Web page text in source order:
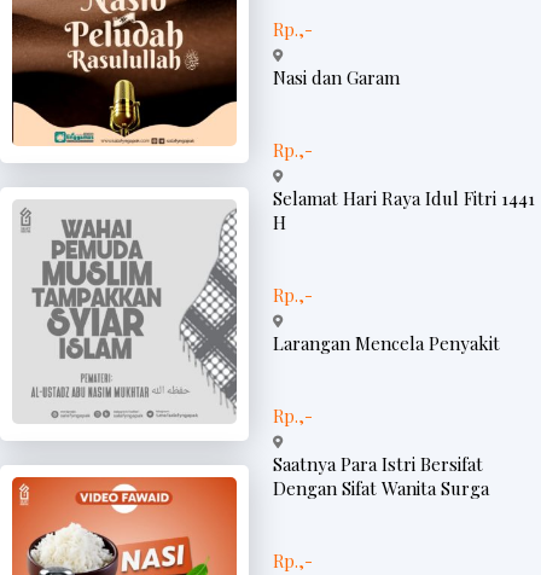
Rp.,-
Nasi dan Garam
Rp.,-
Selamat Hari Raya Idul Fitri 1441
H
Rp.,-
Larangan Mencela Penyakit
Rp.,-
Saatnya Para Istri Bersifat
Dengan Sifat Wanita Surga
Rp.,-